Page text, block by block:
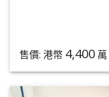
售價: 港幣 4,400 萬